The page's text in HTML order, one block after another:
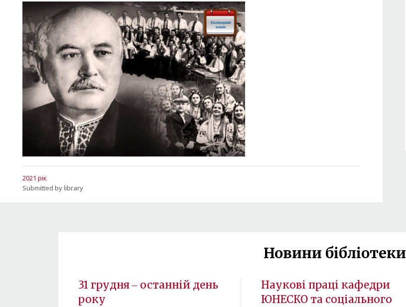
2021 рік
Submitted bylibrary
Новини бібліотеки
31 грудня ‒ останній день
року
Наукові праці кафедри
ЮНЕСКО та соціального